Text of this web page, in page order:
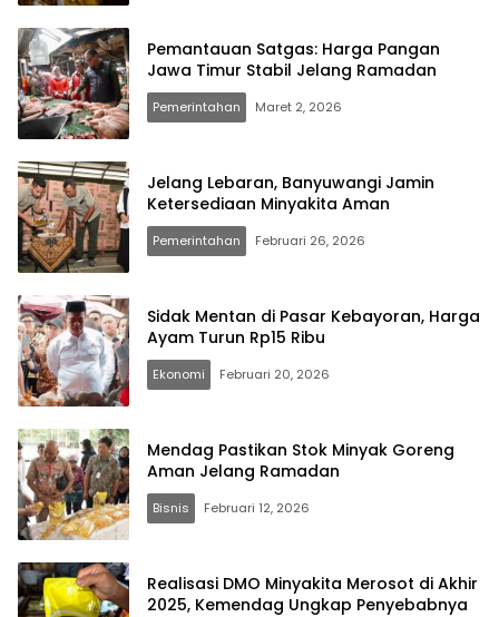
Pemantauan Satgas: Harga Pangan
Jawa Timur Stabil Jelang Ramadan
Pemerintahan Maret 2, 2026
Jelang Lebaran, Banyuwangi Jamin
Ketersediaan Minyakita Aman
Pemerintahan Februari 26, 2026
Sidak Mentan di Pasar Kebayoran, Harga
Ayam Turun Rp15 Ribu
Ekonomi Februari 20, 2026
Mendag Pastikan Stok Minyak Goreng
Aman Jelang Ramadan
Bisnis Februari 12, 2026
Realisasi DMO Minyakita Merosot di Akhir
2025, Kemendag Ungkap Penyebabnya